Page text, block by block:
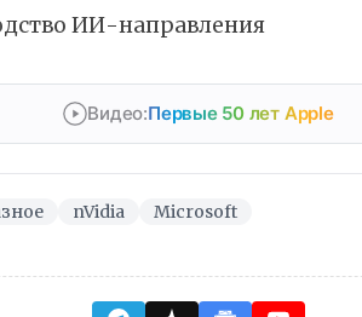
ИИ-направления
Видео:Первые 50 лет Apple
nVidia Microsoft